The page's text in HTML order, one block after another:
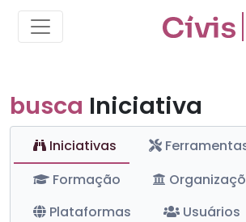
busca Iniciativa
Iniciativas
Formação
Plataformas
Usuários